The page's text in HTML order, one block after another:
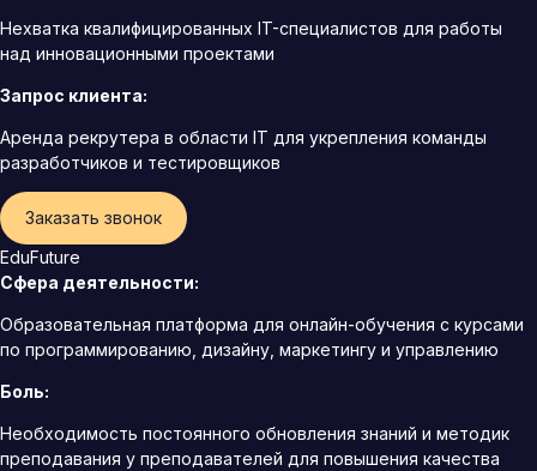
Нехватка квалифицированных IT-специалистов для работы
над инновационными проектами
Запрос клиента:
Аренда рекрутера в области IT для укрепления команды
разработчиков и тестировщиков
Заказать звонок
EduFuture
Сфера деятельности:
Образовательная платформа для онлайн-обучения с курсами
по программированию, дизайну, маркетингу и управлению
Боль:
Необходимость постоянного обновления знаний и методик
преподавания у преподавателей для повышения качества